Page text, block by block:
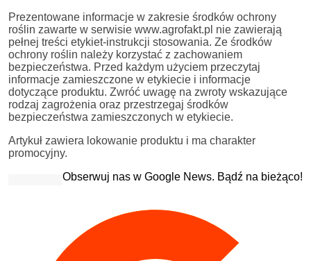
Prezentowane informacje w zakresie środków ochrony
roślin zawarte w serwisie www.agrofakt.pl nie zawierają
pełnej treści etykiet-instrukcji stosowania. Ze środków
ochrony roślin należy korzystać z zachowaniem
bezpieczeństwa. Przed każdym użyciem przeczytaj
informacje zamieszczone w etykiecie i informacje
dotyczące produktu. Zwróć uwagę na zwroty wskazujące
rodzaj zagrożenia oraz przestrzegaj środków
bezpieczeństwa zamieszczonych w etykiecie.
Artykuł zawiera lokowanie produktu i ma charakter
promocyjny.
Obserwuj nas w Google News. Bądź na bieżąco!